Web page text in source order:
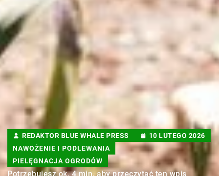
REDAKTOR BLUE WHALE PRESS
10 LUTEGO 2026
NAWOŻENIE I PODLEWANIA
PIELĘGNACJA OGRODÓW
Potrzebujesz ok. 4 min. aby przeczytać ten wpis